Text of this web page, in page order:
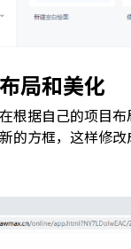
局和美化
根据自己的项目
的方框，这样修